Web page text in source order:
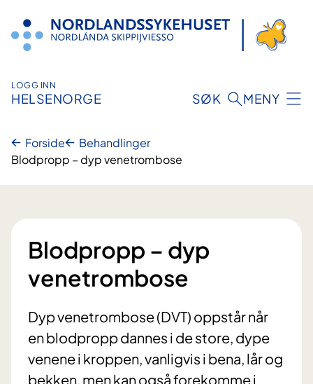
innhold
LOGG INN
HELSENORGE SØK MENY
Forside
Behandlinger
Blodpropp – dyp venetrombose
Blodpropp – dyp
venetrombose
Dyp venetrombose (DVT) oppstår når
en blodpropp dannes i de store, dype
venene i kroppen, vanligvis i bena, lår og
bekken, men kan også forekomme i